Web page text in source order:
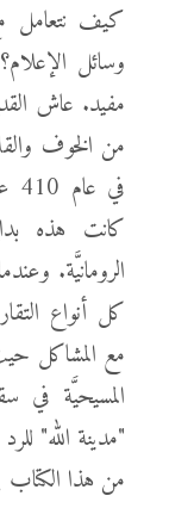
كيف نتعامل
وسائل
من الخوف
كانت هذه
الرومانيَّة.
كل أنواع
مع المشاكل
المسيحيَّة في
"مدينة الله"
من هذا الكتاب